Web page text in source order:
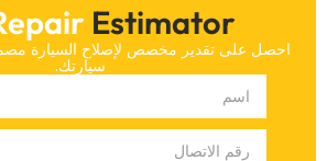
Estimator
‏احصل على تقدير مخصص لإصلاح السيارة
سيارتك.‏